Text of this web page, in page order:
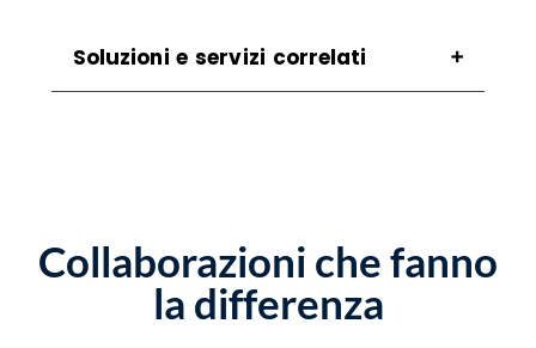
Soluzioni e servizi correlati
Vendita Stampanti Caggiano
Vendita Stampanti Termiche Caggiano
Collaborazioni che fanno
la differenza